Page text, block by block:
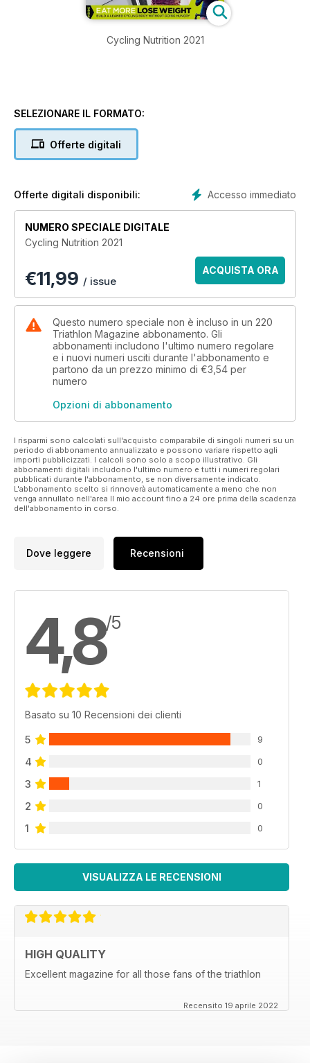
Cycling Nutrition 2021
SELEZIONARE IL FORMATO:
Offerte digitali
Accesso immediato
Offerte digitali disponibili:
NUMERO SPECIALE DIGITALE
Cycling Nutrition 2021
€11,99 / issue
ACQUISTA ORA
Questo numero speciale non è incluso in un 220
Triathlon Magazine abbonamento. Gli
abbonamenti includono l'ultimo numero regolare
e i nuovi numeri usciti durante l'abbonamento e
partono da un prezzo minimo di €3,54 per
numero
Opzioni di abbonamento
I risparmi sono calcolati sull'acquisto comparabile di singoli numeri su un
periodo di abbonamento annualizzato e possono variare rispetto agli
importi pubblicizzati. I calcoli sono solo a scopo illustrativo. Gli
abbonamenti digitali includono l'ultimo numero e tutti i numeri regolari
pubblicati durante l'abbonamento, se non diversamente indicato.
L'abbonamento scelto si rinnoverà automaticamente a meno che non
venga annullato nell'area Il mio account fino a 24 ore prima della scadenza
dell'abbonamento in corso.
Dove leggere Recensioni
4,8/5
Basato su 10 Recensioni dei clienti
5 9
4 0
3 1
2 0
1 0
VISUALIZZA LE RECENSIONI
HIGH QUALITY
Excellent magazine for all those fans of the triathlon
Recensito 19 aprile 2022